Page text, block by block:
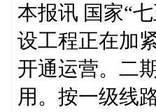
本报讯 国家“
设工程正在加
开通运营。二
用。按一级线